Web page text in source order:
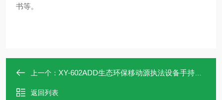
书等。
上一个： XY-602ADD生态环保移动源执法设备手持数显尿素折射仪
返回列表